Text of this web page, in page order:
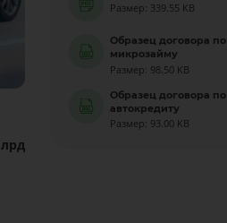
Размер: 339.55 KB
Образец договора по
микрозайму
Размер: 98.50 KB
Образец договора по
автокредиту
Размер: 93.00 KB